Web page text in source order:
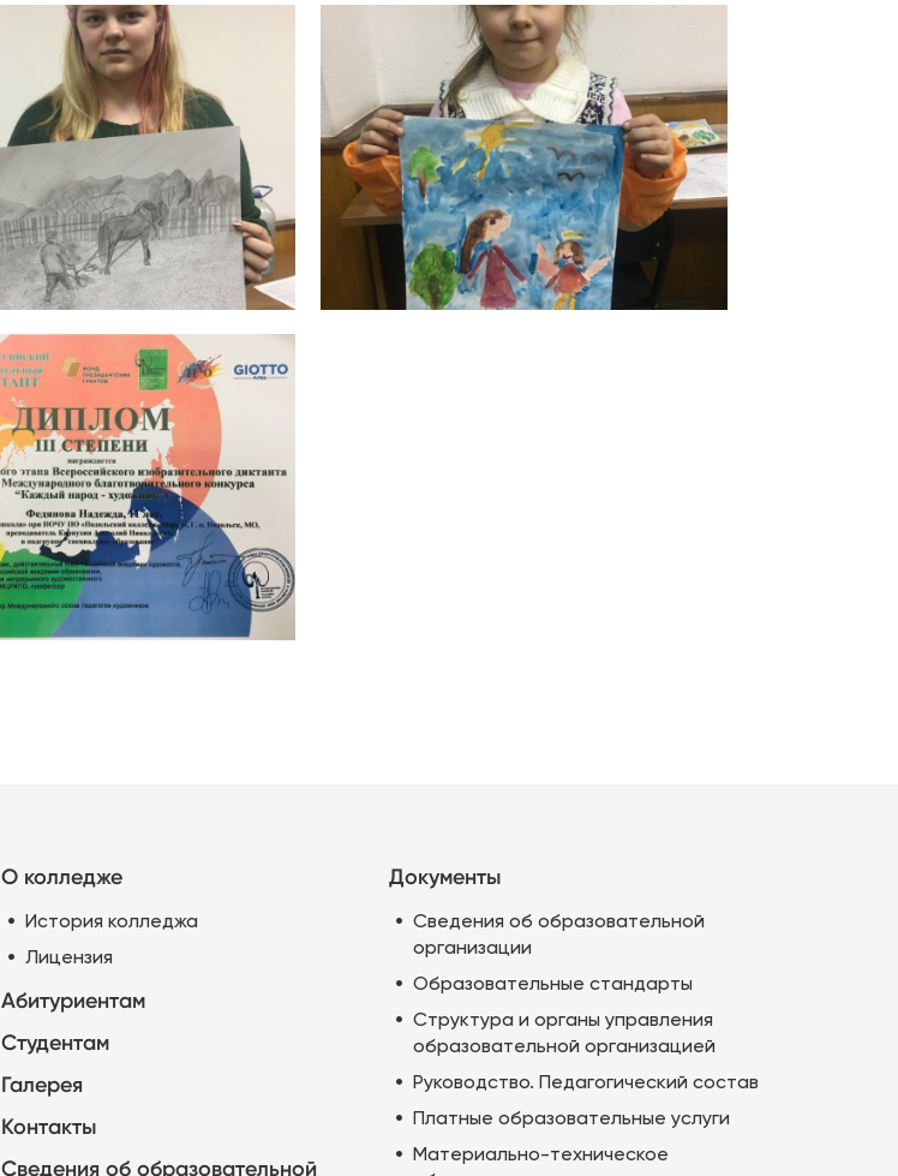
О колледже
История колледжа
Лицензия
Документы
Сведения об образовательной
организации
Образовательные стандарты
Структура и органы управления
образовательной организацией
Руководство. Педагогический состав
Платные образовательные услуги
Материально-техническое
Абитуриентам
Студентам
Галерея
Контакты
Сведения об образовательной